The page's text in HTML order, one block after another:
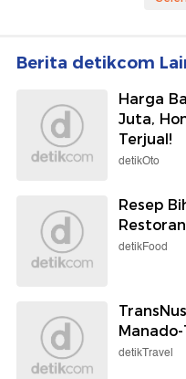
Berita detikcom
Harga
Juta,
Terjual!
detikOto
Resep
detikFood
detikTravel